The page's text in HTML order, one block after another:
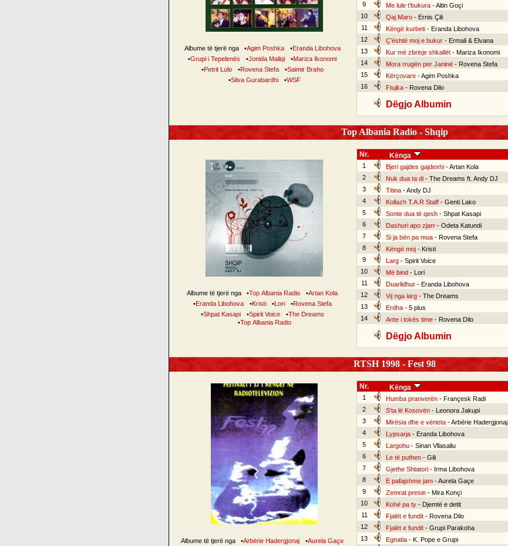
Albume të tjerë nga •Agim Poshka •Eranda Libohova
•Grupi i Tepelenës •Jonida Maliqi •Mariza Ikonomi
•Petrit Lulo •Rovena Stefa •Saimir Braho
•Silva Gurabardhi •WSF
9
Me lule t'bukura- Altin Goçi
10
Qaj Maro- Ernis Çili
11
Këngë kurbeti- Eranda Libohova
12
Ç'është moj e bukur- Ermali & Elvana
13
Kur më zbrisje shkallët- Mariza Ikonomi
14
Mora rrugën per Janinë- Rovena Stefa
15
Kërçovare- Agim Poshka
16
Ftujka- Rovena Dilo
Dëgjo Albumin
Top Albania Radio - Shqip
Albume të tjerë nga •Top Albania Radio •Artan Kola
•Eranda Libohova •Kristi •Lori •Rovena Stefa
•Shpat Kasapi •Spirit Voice •The Dreams
•Top Albania Radio
Nr. Kënga
1 Bjeri gajdes gajdexhi- Artan Kola
2
Nuk dua ta di- The Dreams ft. Andy DJ
3
Titina- Andy DJ
4
Kollazh T.A.R Staff- Genti Lako
5
Sonte dua të qesh- Shpat Kasapi
6
Dashuri apo zjarr- Odeta Katundi
7
Si ja bën pa mua- Rovena Stefa
8
Këngë moj- Kristi
9
Larg- Spirit Voice
10
Më bind- Lori
11
Duarlidhur- Eranda Libohova
12
Vij nga larg- The Dreams
13
Erdha- 5 plus
14
Ante i tokës time- Rovena Dilo
Dëgjo Albumin
RTSH 1998 - Fest 98
Albume të tjerë nga •Arbërie Hadergjonaj •Aurela Gaçe
Nr. Kënga
1 Humba pranverën- Françesk Radi
2
S'ta lë Kosovën- Leonora Jakupi
3
Mirësia dhe e vërteta- Arbërie Hadergjonaj
4
Lypsarja- Eranda Libohova
5
Largohu- Sinan Vllasaliu
6
Le të puthen- Gili
7
Gjethe Shtatori- Irma Libohova
8
E pafajshme jam- Aurela Gaçe
9
Zemrat presin- Mira Konçi
10
Kohë pa ty- Djemtë e detit
11
Fjalët e fundit- Rovena Dilo
12
Fjalët e fundit- Grupi Parakoha
13
Egnatia- K. Pope e Grupi